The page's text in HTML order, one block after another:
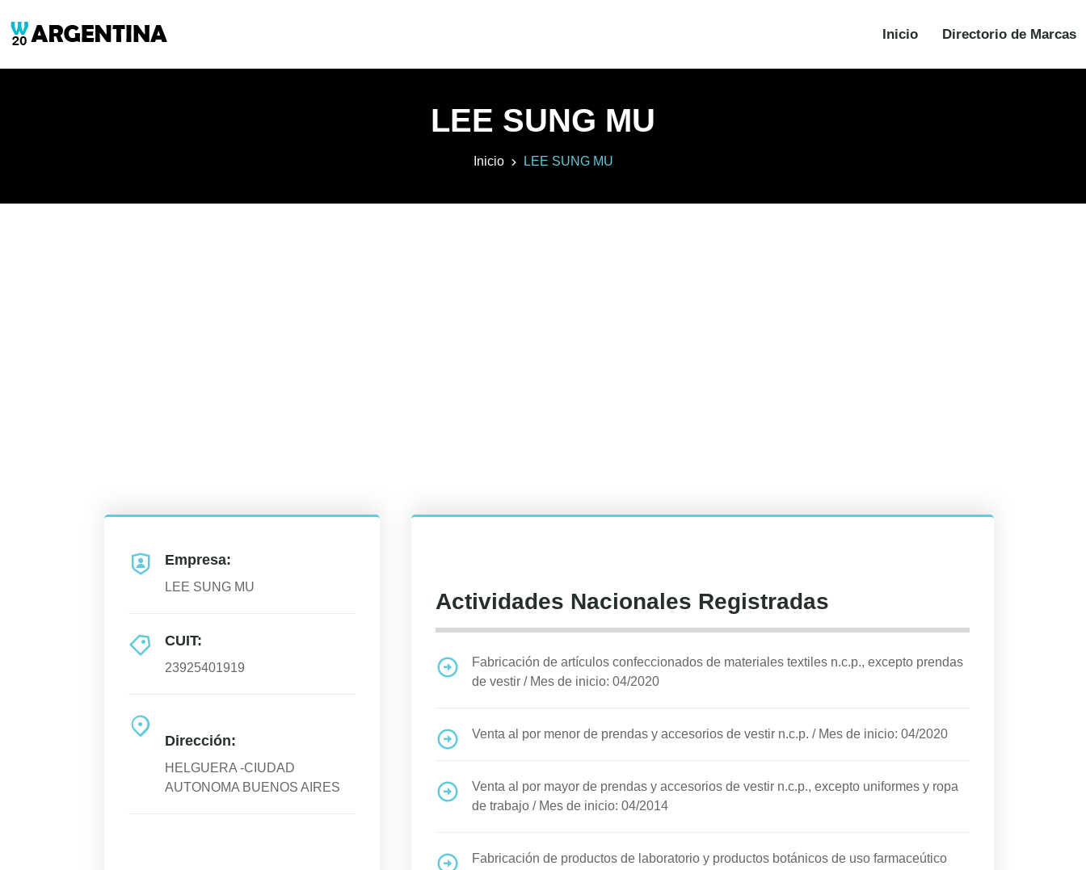
Inicio Directorio de Marcas
LEE SUNG MU
Inicio LEE SUNG MU
Empresa:
LEE SUNG MU
CUIT:
23925401919
Dirección:
HELGUERA -CIUDAD
AUTONOMA BUENOS AIRES
Actividades Nacionales Registradas
Fabricación de artículos confeccionados de materiales textiles n.c.p., excepto prendas
de vestir / Mes de inicio: 04/2020
Venta al por menor de prendas y accesorios de vestir n.c.p. / Mes de inicio: 04/2020
Venta al por mayor de prendas y accesorios de vestir n.c.p., excepto uniformes y ropa
de trabajo / Mes de inicio: 04/2014
Fabricación de productos de laboratorio y productos botánicos de uso farmaceútico